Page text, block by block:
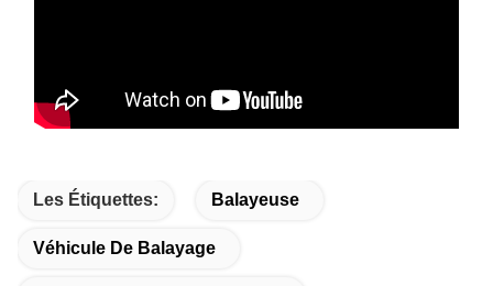
Les Étiquettes: Balayeuse
Véhicule De Balayage